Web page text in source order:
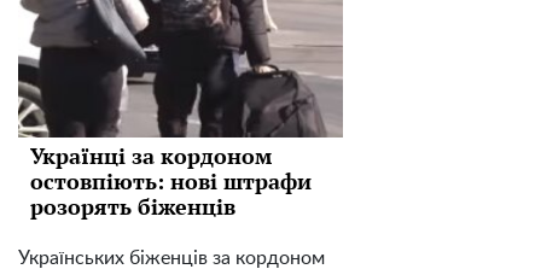
Українці за кордоном
остовпіють: нові штрафи
розорять біженців
Українських біженців за кордоном